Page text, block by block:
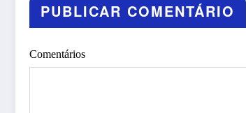
PUBLICAR COMENTÁRIO
Comentários